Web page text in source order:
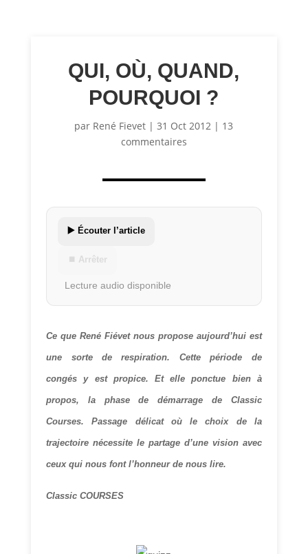
QUI, OÙ, QUAND,
POURQUOI ?
par René Fievet |31 Oct 2012 | 13
commentaires
▶️ Écouter l’article
⏹ Arrêter
Lecture audio disponible
Ce que René Fiévet nous propose aujourd’hui est
une sorte de respiration. Cette période de
congés y est propice. Et elle ponctue bien à
propos, la phase de démarrage de Classic
Courses. Passage délicat où le choix de la
trajectoire nécessite le partage d’une vision avec
ceux qui nous font l’honneur de nous lire.
Classic COURSES